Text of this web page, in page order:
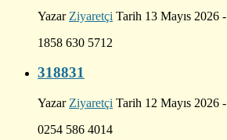
Yazar Ziyaretçi Tarih 13 Mayıs 2026 -
1858 630 5712
318831
Yazar Ziyaretçi Tarih 12 Mayıs 2026 -
0254 586 4014